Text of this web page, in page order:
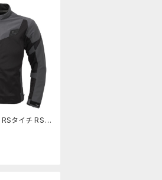
RSタイチ RSJ
ーサージャ